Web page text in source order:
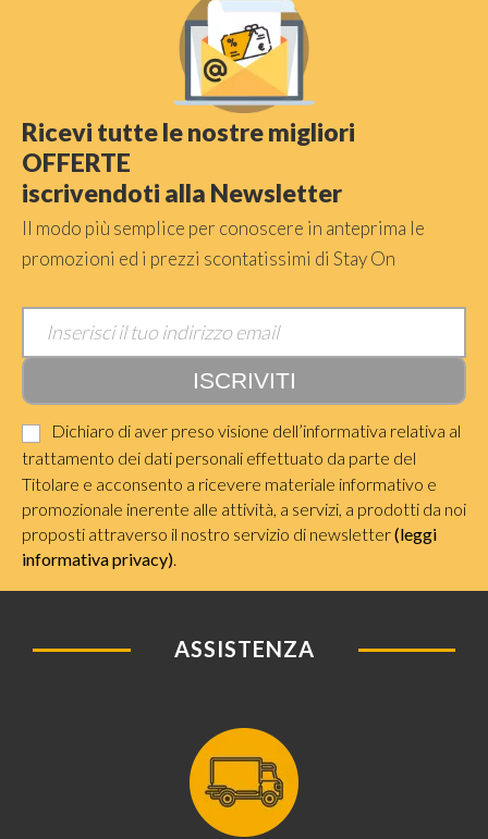
Ricevi tutte le nostre migliori
OFFERTE
iscrivendoti alla Newsletter
Il modo più semplice per conoscere in anteprima le
promozioni ed i prezzi scontatissimi di Stay On
Dichiaro di aver preso visione dell’informativa relativa al
trattamento dei dati personali effettuato da parte del
Titolare e acconsento a ricevere materiale informativo e
promozionale inerente alle attività, a servizi, a prodotti da noi
proposti attraverso il nostro servizio di newsletter(leggi
informativa privacy).
ASSISTENZA